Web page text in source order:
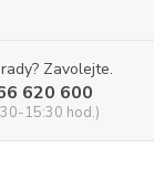
Zavolejte.
620 600
15:30 hod.)